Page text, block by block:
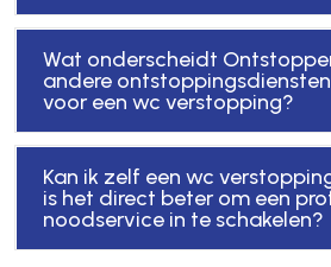
Wat onderscheidt
andere
voor een wc verstopping?
Kan ik zelf een wc
is het direct beter om een
noodservice in te schakelen?